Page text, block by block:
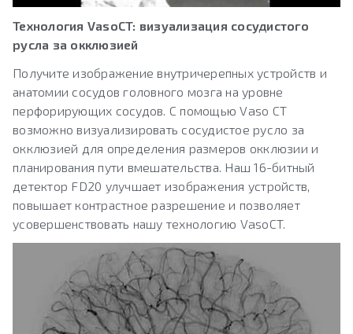
Технология VasoCT: визуализация сосудистого
русла за окклюзией
Получите изображение внутричерепных устройств и
анатомии сосудов головного мозга на уровне
перфорирующих сосудов. С помощью Vaso CT
возможно визуализировать сосудистое русло за
окклюзией для определения размеров окклюзии и
планирования пути вмешательства. Наш 16-битный
детектор FD20 улучшает изображения устройств,
повышает контрастное разрешение и позволяет
усовершенствовать нашу технологию VasoCT.